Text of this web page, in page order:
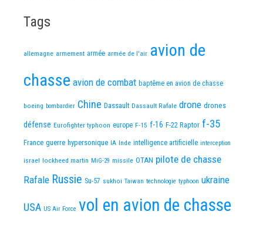
Tags
allemagne armement armée armée de l'air avion de
chasse avion de combat baptême en avion de chasse
boeing bombardier Chine Dassault Dassault Rafale drone drones
défense Eurofighter typhoon europe F-15 f-16 F-22 Raptor f-35
France guerre hypersonique IA Inde intelligence artificielle interception
israel lockheed martin MiG-29 missile OTAN pilote de chasse
Rafale Russie Su-57 sukhoi Taiwan technologie typhoon ukraine
USA US Air Force vol en avion de chasse